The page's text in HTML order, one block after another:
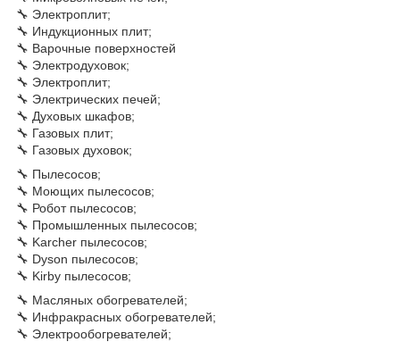
🔧 Электроплит;
🔧 Индукционных плит;
🔧 Варочные поверхностей
🔧 Электродуховок;
🔧 Электроплит;
🔧 Электрических печей;
🔧 Духовых шкафов;
🔧 Газовых плит;
🔧 Газовых духовок;
🔧 Пылесосов;
🔧 Моющих пылесосов;
🔧 Робот пылесосов;
🔧 Промышленных пылесосов;
🔧 Karcher пылесосов;
🔧 Dyson пылесосов;
🔧 Kirby пылесосов;
🔧 Масляных обогревателей;
🔧 Инфракрасных обогревателей;
🔧 Электрообогревателей;